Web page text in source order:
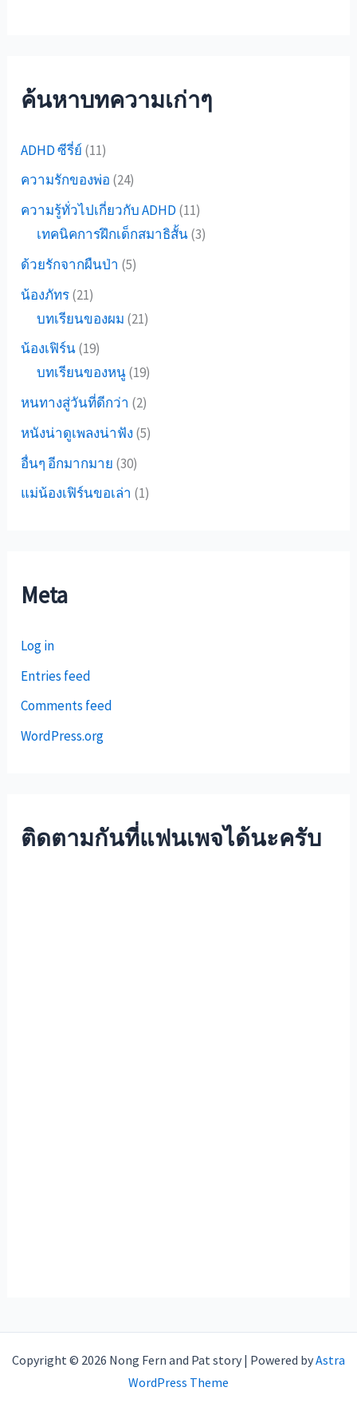
ค้นหาบทความเก่าๆ
ADHD ซีรี่ย์(11)
ความรักของพ่อ (24)
ความรู้ทั่วไปเกี่ยวกับ ADHD (11)
เทคนิคการฝึกเด็กสมาธิสั้น(3)
ด้วยรักจากผืนป่า (5)
น้องภัทร(21)
บทเรียนของผม (21)
น้องเฟิร์น(19)
บทเรียนของหนู(19)
หนทางสู่วันที่ดีกว่า (2)
หนังน่าดูเพลงน่าฟัง (5)
อื่นๆ อีกมากมาย (30)
แม่น้องเฟิร์นขอเล่า (1)
Meta
Log in
Entries feed
Comments feed
WordPress.org
ติดตามกันที่แฟนเพจได้นะครับ
Copyright © 2026 Nong Fern and Pat story | Powered byAstra
WordPress Theme